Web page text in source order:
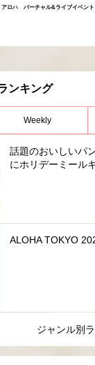
アロハ バーチャル&ライブイベント
ンキング
Weekly
話題のおいしいパ
にホリデーミール
ALOHA TOKYO
ジャンル別